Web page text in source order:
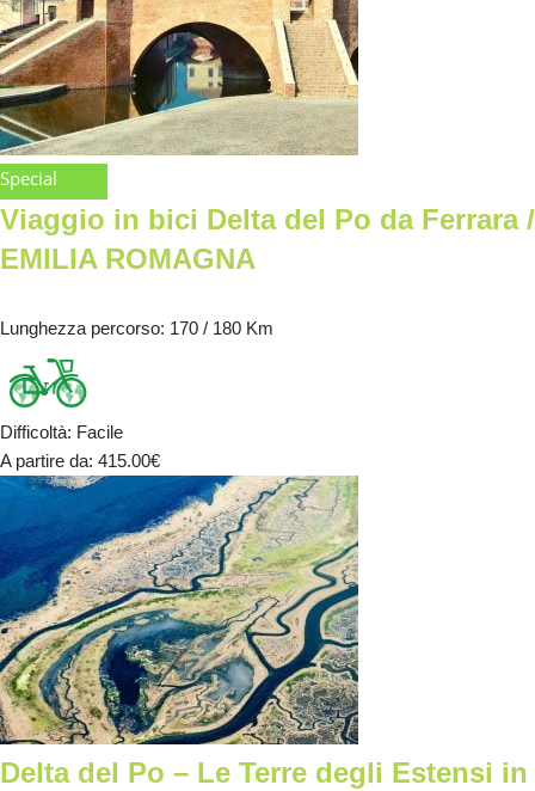
Special
Viaggio in bici Delta del Po da Ferrara /
EMILIA ROMAGNA
Lunghezza percorso: 170 / 180 Km
Difficoltà: Facile
A partire da: 415.00€
Delta del Po – Le Terre degli Estensi in